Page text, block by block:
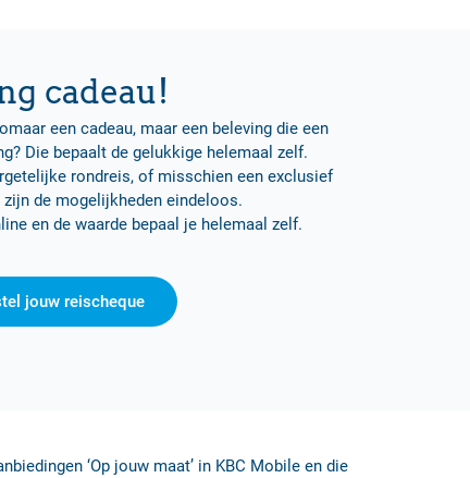
cadeau!
een cadeau, maar een beleving die een
Die bepaalt de gelukkige helemaal zelf.
rondreis, of misschien een exclusief
de mogelijkheden eindeloos.
en de waarde bepaal je helemaal zelf.
jouw reischeque
‘Op jouw maat’ in KBC Mobile en die